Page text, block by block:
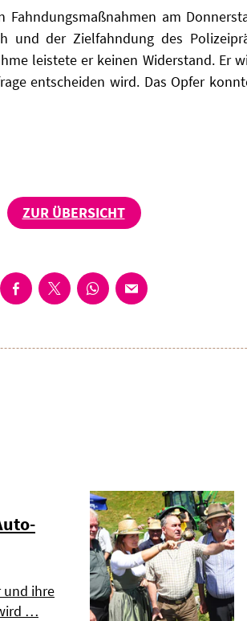
am
und der Zielfahndung des
leistete er keinen Widerstand. Er
entscheiden wird. Das Opfer
ZUR ÜBERSICHT
und ihre
…